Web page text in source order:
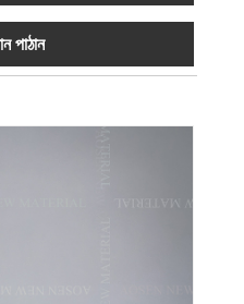
পাঠান